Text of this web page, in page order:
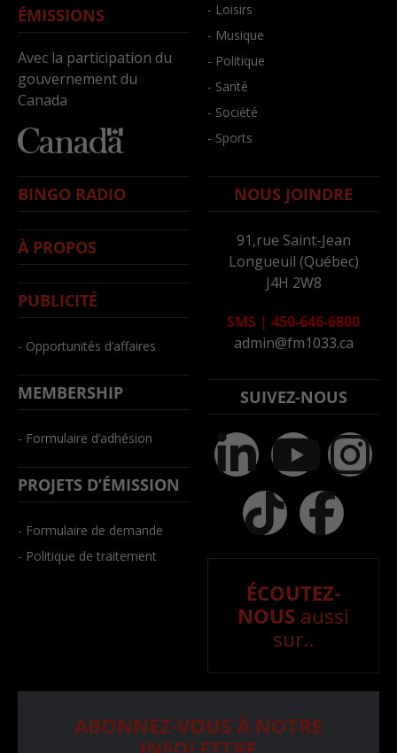
ÉMISSIONS
Avec la participation du
gouvernement du
Canada
- Loisirs
- Musique
- Politique
- Santé
- Société
- Sports
BINGO RADIO
À PROPOS
PUBLICITÉ
- Opportunités d’affaires
MEMBERSHIP
- Formulaire d’adhésion
PROJETS D’ÉMISSION
- Formulaire de demande
- Politique de traitement
NOUS JOINDRE
91,rue Saint-Jean
Longueuil (Québec)
J4H 2W8
SMS | 450-646-6800
admin@fm1033.ca
SUIVEZ-NOUS
ÉCOUTEZ-
NOUS aussi
sur..
ABONNEZ-VOUS À NOTRE